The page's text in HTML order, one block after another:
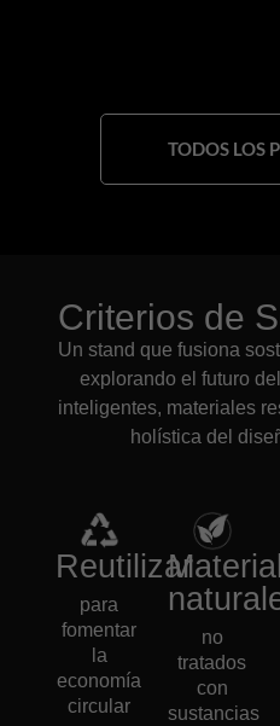
TODOS LOS
Criterios de
Un stand que fusiona
explorando el futuro
inteligentes, materiales
holística del
Reutilizar
para
fomentar
la
economía
circular
no
tratados
con
sustancias